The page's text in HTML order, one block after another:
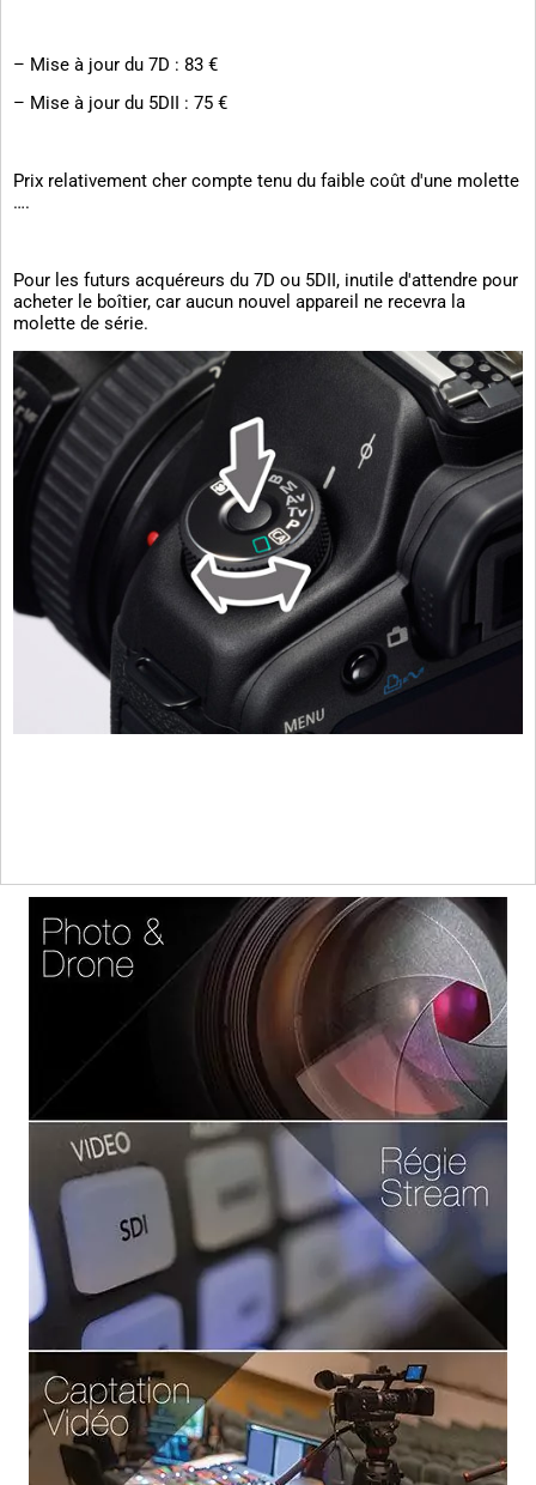
– Mise à jour du 7D : 83 €
– Mise à jour du 5DII : 75 €
Prix relativement cher compte tenu du faible coût d'une molette
….
Pour les futurs acquéreurs du 7D ou 5DII, inutile d'attendre pour
acheter le boîtier, car aucun nouvel appareil ne recevra la
molette de série.